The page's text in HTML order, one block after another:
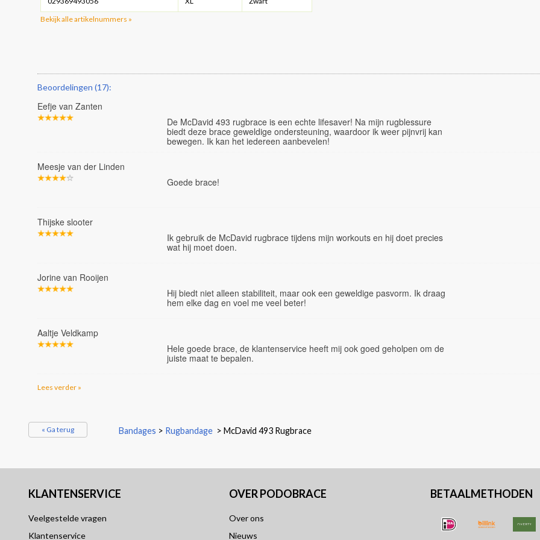
Bekijk alle artikelnummers »
Beoordelingen (17):
Eefje van Zanten
De McDavid 493 rugbrace is een echte lifesaver! Na mijn rugblessure
biedt deze brace geweldige ondersteuning, waardoor ik weer pijnvrij kan
bewegen. Ik kan het iedereen aanbevelen!
Meesje van der Linden
Goede brace!
Thijske slooter
Ik gebruik de McDavid rugbrace tijdens mijn workouts en hij doet precies
wat hij moet doen.
Jorine van Rooijen
Hij biedt niet alleen stabiliteit, maar ook een geweldige pasvorm. Ik draag
hem elke dag en voel me veel beter!
Aaltje Veldkamp
Hele goede brace, de klantenservice heeft mij ook goed geholpen om de
juiste maat te bepalen.
Lees verder »
« Ga terug Bandages > Rugbandage > McDavid 493 Rugbrace
KLANTENSERVICE
Veelgestelde vragen
Klantenservice
OVER PODOBRACE
Over ons
Nieuws
BETAALMETHODEN